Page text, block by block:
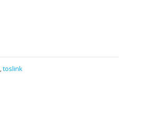
,toslink